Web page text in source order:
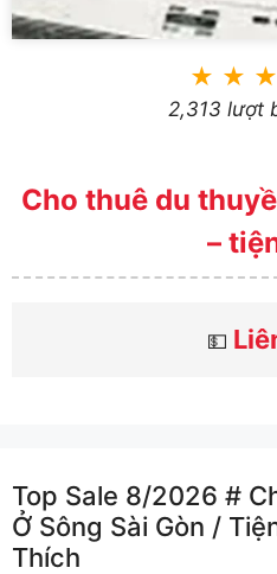
★ ★ ★
2,313 lượt
Cho thuê du
–
💵
Top Sale 8/2026 #
Ở Sông Sài Gòn /️
Thích